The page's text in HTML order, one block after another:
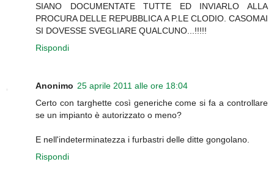
SIANO DOCUMENTATE TUTTE ED INVIARLO ALLA
PROCURA DELLE REPUBBLICA A P.LE CLODIO. CASOMAI
SI DOVESSE SVEGLIARE QUALCUNO...!!!!!
Rispondi
Anonimo 25 aprile 2011 alle ore 18:04
Certo con targhette così generiche come si fa a controllare
se un impianto è autorizzato o meno?
E nell'indeterminatezza i furbastri delle ditte gongolano.
Rispondi